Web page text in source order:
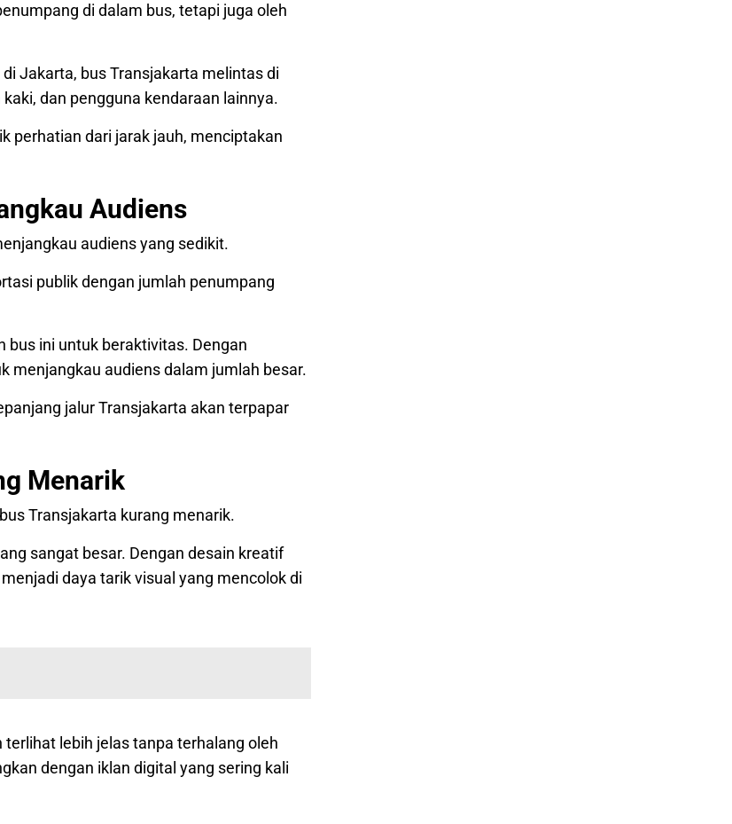
di dalam bus, tetapi juga oleh
Jakarta, bus Transjakarta melintas di
dan pengguna kendaraan lainnya.
perhatian dari jarak jauh, menciptakan
Audiens
audiens yang sedikit.
publik dengan jumlah penumpang
bus ini untuk beraktivitas. Dengan
menjangkau audiens dalam jumlah besar.
jalur Transjakarta akan terpapar
Menarik
Transjakarta kurang menarik.
sangat besar. Dengan desain kreatif
daya tarik visual yang mencolok di
lebih jelas tanpa terhalang oleh
dengan iklan digital yang sering kali